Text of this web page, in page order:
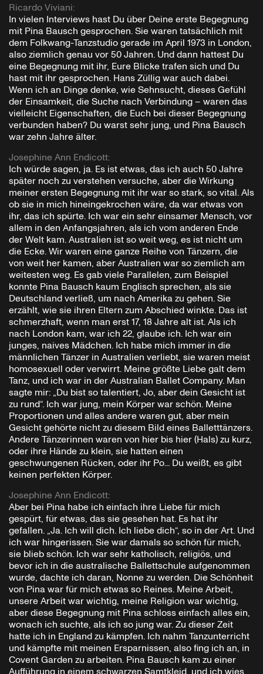
Ricardo Viviani:
In vielen Interviews hast Du über Deine erste Begegnung
mit Pina Bausch gesprochen. Sie waren tatsächlich mit
dem Folkwang-Tanzstudio gerade im April 1973 in London,
also ziemlich genau vor 50 Jahren. Und dann hattest Du
eine Begegnung mit ihr, Eure Blicke trafen sich und Du
hast mit ihr gesprochen. Hans Züllig war auch dabei.
Wenn ich an Dinge denke, wie Sehnsucht, dieses Gefühl
der Einsamkeit, die Suche nach Verbindung – waren das
vielleicht Eigenschaften, die Euch bei dieser Begegnung
verbunden haben? Du warst sehr jung, und Pina Bausch
war zehn Jahre älter.
Josephine Ann Endicott:
Ich würde sagen, ja. Es ist etwas, das ich auch 50 Jahre
später noch zu verstehen versuche, aber die Wirkung
meiner ersten Begegnung mit ihr war so stark, so vital. Als
ob sie in mich hineingekrochen wäre, da war etwas von
ihr, das ich spürte. Ich war ein sehr einsamer Mensch, vor
allem in den Anfangsjahren, als ich vom anderen Ende
der Welt kam. Australien ist so weit weg, es ist nicht um
die Ecke. Wir waren eine ganze Reihe von Tänzern, die
von weit her kamen, aber Australien war so ziemlich am
weitesten weg. Es gab viele Parallelen, zum Beispiel
konnte Pina Bausch kaum Englisch sprechen, als sie
Deutschland verließ, um nach Amerika zu gehen. Sie
erzählt, wie sie ihren Eltern zum Abschied winkte. Das ist
schmerzhaft, wenn man erst 17, 18 Jahre alt ist. Als ich
nach London kam, war ich 22, glaube ich. Ich war ein
junges, naives Mädchen. Ich habe mich immer in die
männlichen Tänzer in Australien verliebt, sie waren meist
homosexuell oder verwirrt. Meine größte Liebe galt dem
Tanz, und ich war in der Australian Ballet Company. Man
sagte mir: „Du bist so talentiert, Jo, aber dein Gesicht ist
zu rund“. Ich war jung, mein Körper war schön. Meine
Proportionen und alles andere waren gut, aber mein
Gesicht gehörte nicht zu diesem Bild eines Balletttänzers.
Andere Tänzerinnen waren von hier bis hier (Hals) zu kurz,
oder ihre Hände zu klein, sie hatten einen
geschwungenen Rücken, oder ihr Po... Du weißt, es gibt
keinen perfekten Körper.
Josephine Ann Endicott:
Aber bei Pina habe ich einfach ihre Liebe für mich
gespürt, für etwas, das sie gesehen hat. Es hat ihr
gefallen. „Ja. Ich will dich. Ich liebe dich“, so in der Art. Und
ich war hingerissen. Sie war damals so schön für mich,
sie blieb schön. Ich war sehr katholisch, religiös, und
bevor ich in die australische Ballettschule aufgenommen
wurde, dachte ich daran, Nonne zu werden. Die Schönheit
von Pina war für mich etwas so Reines. Meine Arbeit,
unsere Arbeit war wichtig, meine Religion war wichtig,
aber diese Begegnung mit Pina schloss einfach alles ein,
wonach ich suchte, als ich so jung war. Zu dieser Zeit
hatte ich in England zu kämpfen. Ich nahm Tanzunterricht
und kämpfte mit meinen Ersparnissen, also fing ich an, in
Covent Garden zu arbeiten. Pina Bausch kam zu einer